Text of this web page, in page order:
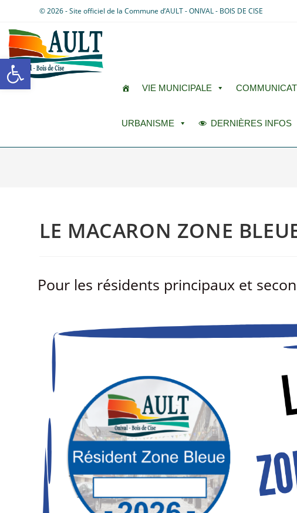
Ouvrir la barre d’outils
© 2026 - Site officiel de la Commune d’AULT - ONIVAL - BOIS DE CISE
VIE MUNICIPALE
URBANISME DERNIÈRES INFOS
LE MACARON ZONE
Pour les résidents principaux et